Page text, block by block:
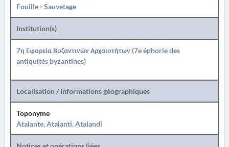
Fouille-Sauvetage
Institution(s)
7η Εφορεία Βυζαντινών Αρχαιοτήτων (7e éphorie des
antiquités byzantines)
Localisation / Informations géographiques
Toponyme
Atalante, Atalanti, Atalandi